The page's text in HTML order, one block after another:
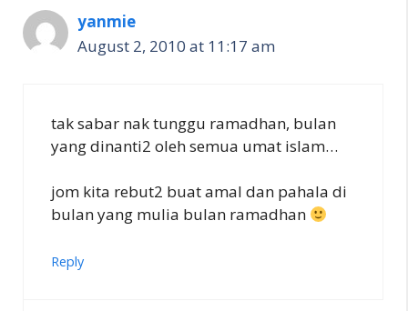
yanmie
August 2, 2010 at 11:17 am
tak sabar nak tunggu ramadhan, bulan
yang dinanti2 oleh semua umat islam…
jom kita rebut2 buat amal dan pahala di
bulan yang mulia bulan ramadhan
Reply